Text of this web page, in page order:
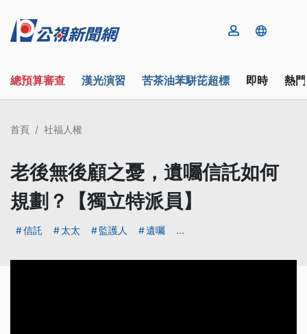
總預算審查 漢光演習 苦茶油苯駢芘超標 即時 熱
首頁 社福人權
老後無後顧之憂，遺囑信託如何
規劃？【獨立特派員】
信託 太太 監護人 遺囑 ...